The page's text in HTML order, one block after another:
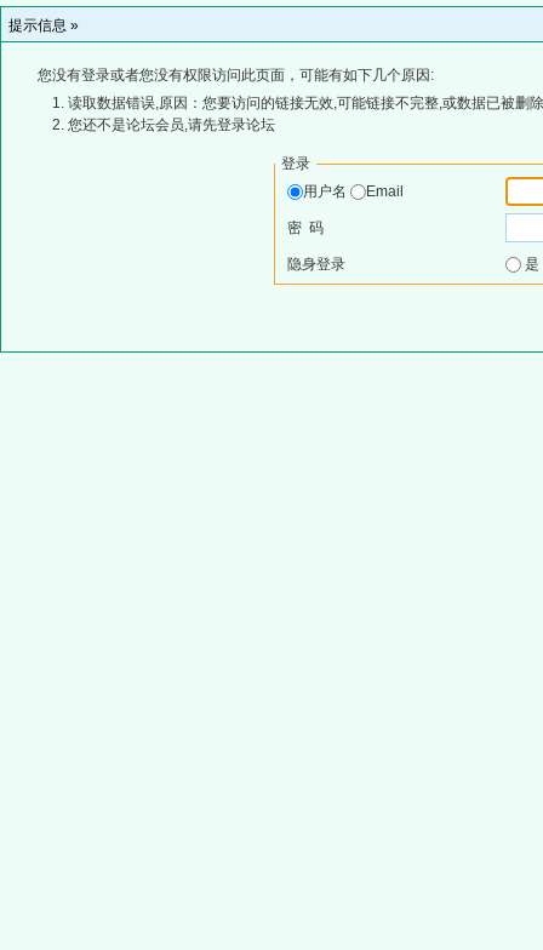
提示信息 »
您没有登录或者您没有权限访问此页面，可能有如下几个原因:
读取数据错误,原因：您要访问的链接无效,可能链接不完整,或数据已被删
您还不是论坛会员,请先登录论坛
登录
用户名
Email
密 码
隐身登录